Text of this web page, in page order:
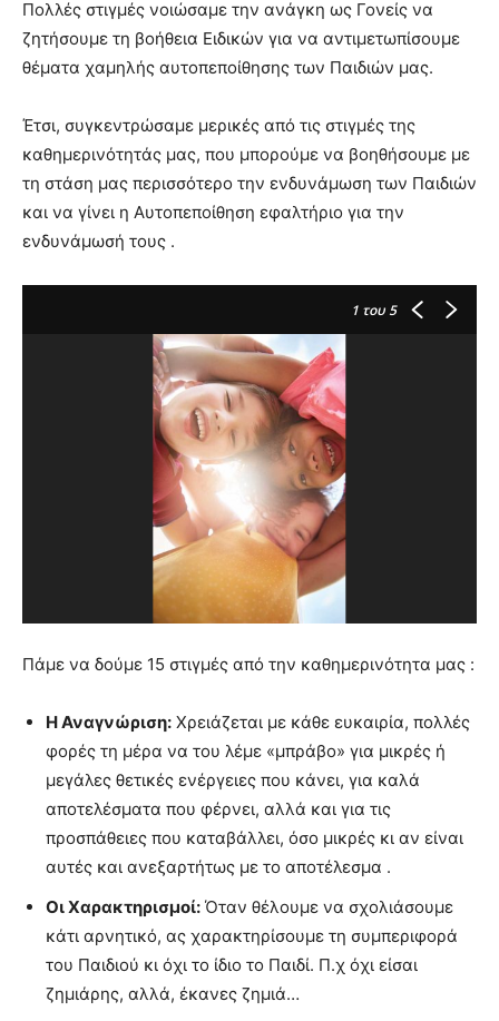
Πολλές στιγμές νοιώσαμε την ανάγκη ως Γονείς να
ζητήσουμε τη βοήθεια Ειδικών για να αντιμετωπίσουμε
θέματα χαμηλής αυτοπεποίθησης των Παιδιών μας.
Έτσι, συγκεντρώσαμε μερικές από τις στιγμές της
καθημερινότητάς μας, που μπορούμε να βοηθήσουμε με
τη στάση μας περισσότερο την ενδυνάμωση των Παιδιών
και να γίνει η Αυτοπεποίθηση εφαλτήριο για την
ενδυνάμωσή τους .
1 του 5
Πάμε να δούμε 15 στιγμές από την καθημερινότητα μας :
Η Αναγνώριση: Χρειάζεται με κάθε ευκαιρία, πολλές
φορές τη μέρα να του λέμε «μπράβο» για μικρές ή
μεγάλες θετικές ενέργειες που κάνει, για καλά
αποτελέσματα που φέρνει, αλλά και για τις
προσπάθειες που καταβάλλει, όσο μικρές κι αν είναι
αυτές και ανεξαρτήτως με το αποτέλεσμα .
Οι Χαρακτηρισμοί: Όταν θέλουμε να σχολιάσουμε
κάτι αρνητικό, ας χαρακτηρίσουμε τη συμπεριφορά
του Παιδιού κι όχι το ίδιο το Παιδί. Π.χ όχι είσαι
ζημιάρης, αλλά, έκανες ζημιά…